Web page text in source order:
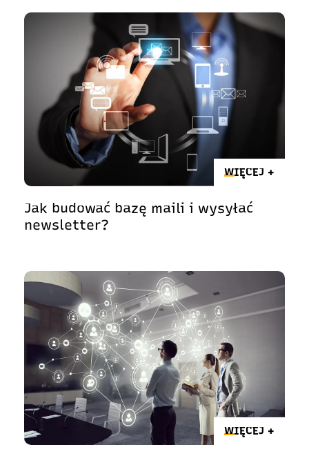
WIĘCEJ +
Jak budować bazę maili i wysyłać
newsletter?
WIĘCEJ +